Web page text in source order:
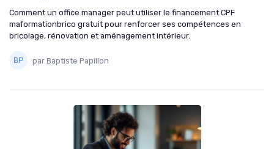
Comment un office manager peut utiliser le financement CPF
maformationbrico gratuit pour renforcer ses compétences en
bricolage, rénovation et aménagement intérieur.
par Baptiste Papillon